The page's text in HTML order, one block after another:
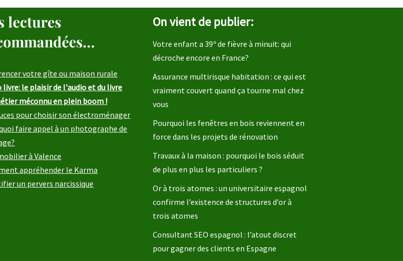
lectures
votre gîte ou maison rurale
livre: le plaisir de l'audio et du livre
méconnu en plein boom !
pour choisir son électroménager
faire appel à un photographe de
à Valence
appréhender le Karma
un pervers narcissique
On vient de publier:
Votre enfant a 39º de fièvre à minuit: qui
décroche encore en France?
Assurance multirisque habitation : ce qui est
vraiment couvert quand ça tourne mal chez
vous
Pourquoi les fenêtres en bois reviennent en
force dans les projets de rénovation
Travaux à la maison : pourquoi le bois séduit
de plus en plus les particuliers ?
Or à trois atomes : un universitaire espagnol
confirme l’existence de structures d’or à
trois atomes
Consultant SEO espagnol : l’atout discret
pour gagner des clients en Espagne